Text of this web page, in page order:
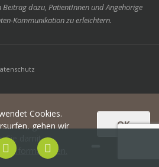
dazu, PatientInnen und Angehörige
Kommunikation zu erleichtern.
Cookies.
gehen wir
Sie damit
Informationen.
OK